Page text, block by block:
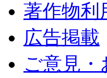
著作物利
広告掲載
ご意見